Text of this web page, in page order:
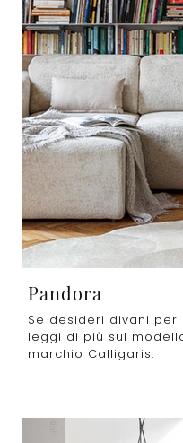
Pandora
Se desideri divani
leggi di più sul
marchio Calligaris.